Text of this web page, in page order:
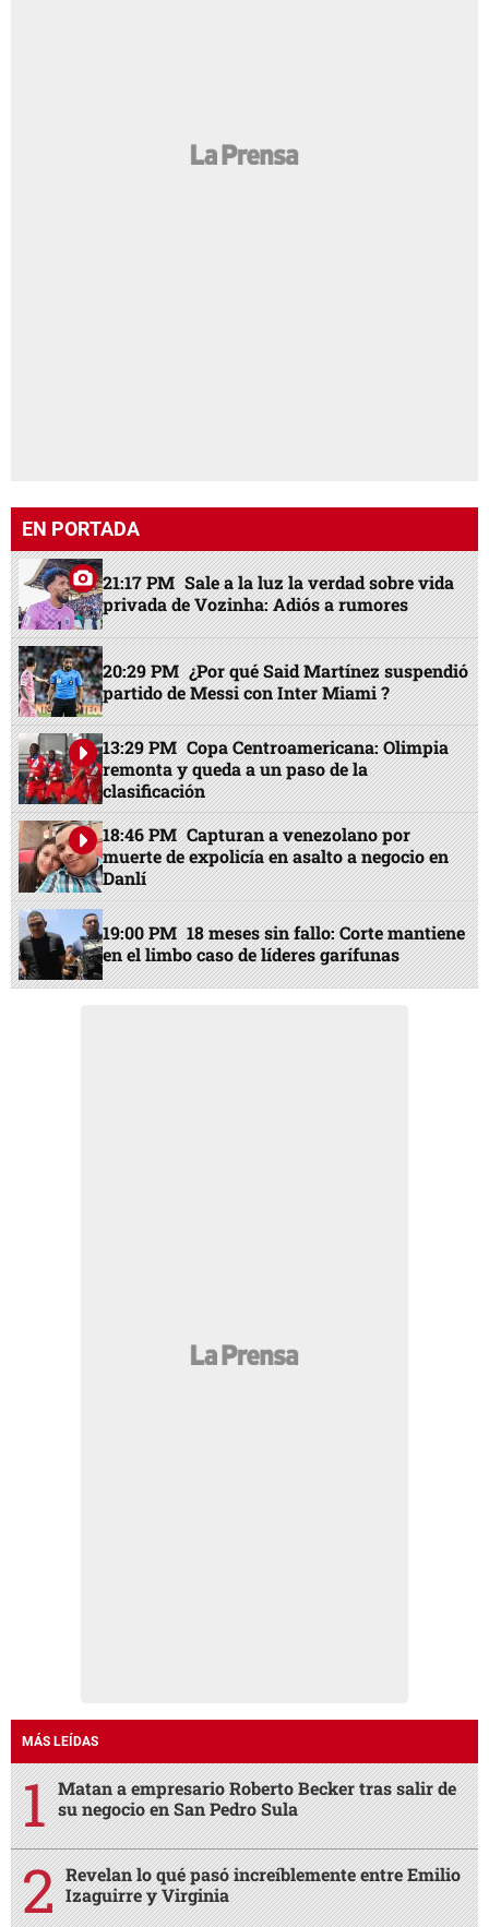
EN PORTADA
21:17 PM Sale a la luz la verdad sobre vida
privada de Vozinha: Adiós a rumores
20:29 PM ¿Por qué Said Martínez suspendió
partido de Messi con Inter Miami ?
13:29 PM Copa Centroamericana: Olimpia
remonta y queda a un paso de la
clasificación
18:46 PM Capturan a venezolano por
muerte de expolicía en asalto a negocio en
Danlí
19:00 PM 18 meses sin fallo: Corte mantiene
en el limbo caso de líderes garífunas
MÁS LEÍDAS
Matan a empresario Roberto Becker tras salir de
su negocio en San Pedro Sula
Revelan lo qué pasó increíblemente entre Emilio
Izaguirre y Virginia